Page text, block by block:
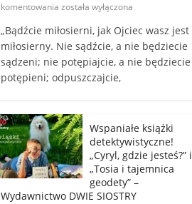
komentowania została wyłączona
„Bądźcie miłosierni, jak Ojciec wasz jest
miłosierny. Nie sądźcie, a nie będziecie
sądzeni; nie potępiajcie, a nie będziecie
potępieni; odpuszczajcie,
Wspaniałe książki
detektywistyczne!
„Cyryl, gdzie jesteś?” i
„Tosia i tajemnica
geodety” –
Wydawnictwo DWIE SIOSTRY